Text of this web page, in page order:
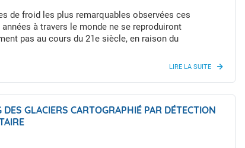
de froid les plus remarquables observées ces
années à travers le monde ne se reproduiront
pas au cours du 21e siècle, en raison du
et Julien Cattiaux, chercheurs au Centre national
météorologiques (Météo-France/CNRS), et Yoann
à l'Institut Pierre-Simon Laplace.
DES GLACIERS CARTOGRAPHIÉ PAR DÉTECTION